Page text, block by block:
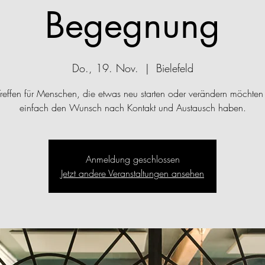
Begegnung
Do., 19. Nov.
  |
Bielefeld
für Menschen, die etwas neu starten oder verändern
einfach den Wunsch nach Kontakt und Austausch haben.
Anmeldung geschlossen
Jetzt andere Veranstaltungen ansehen